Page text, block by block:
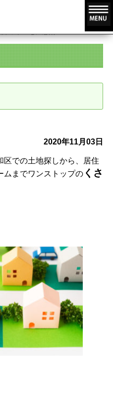
2020年11月03日
区での土地探しから、居住
ムまでワンストップの くさ